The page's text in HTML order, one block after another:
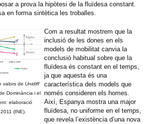
a prova la hipòtesi de la fluïdesa constant.
en forma sintètica les troballes.
valors de Unidiff
Dominància i el
elaboració
(INE).
Com a resultat mostrem que la
inclusió de les dones en els
models de mobilitat canvia la
conclusió habitual sobre que la
fluïdesa és constant en el temps,
ja que aquesta és una
característica dels models que
només consideren els homes.
Així, Espanya mostra una major
fluïdesa, no uniforme en el temps,
que revela l’existència d’una nova